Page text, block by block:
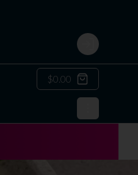
Login
$0.00